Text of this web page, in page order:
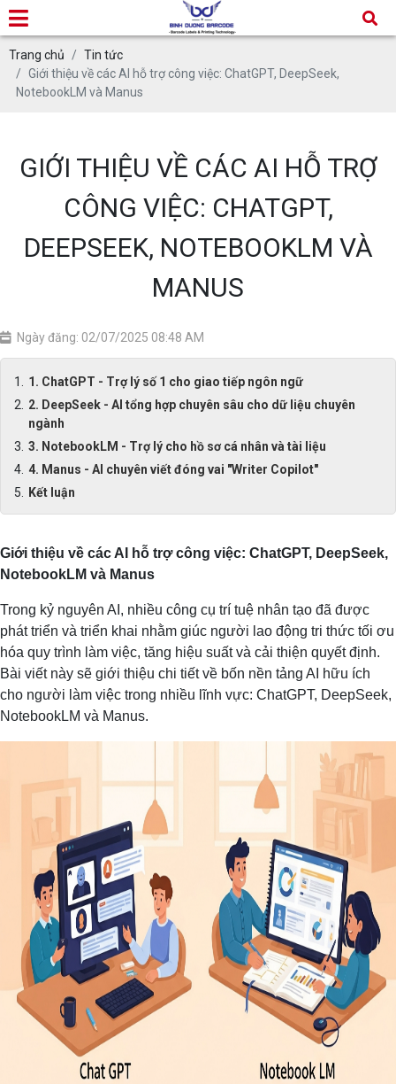
Trang chủ
Tin tức
Giới thiệu về các AI hỗ trợ công việc: ChatGPT, DeepSeek,
NotebookLM và Manus
GIỚI THIỆU VỀ CÁC AI HỖ TRỢ
CÔNG VIỆC: CHATGPT,
DEEPSEEK, NOTEBOOKLM VÀ
MANUS
Ngày đăng: 02/07/2025 08:48 AM
1. ChatGPT - Trợ lý số 1 cho giao tiếp ngôn ngữ
2. DeepSeek - AI tổng hợp chuyên sâu cho dữ liệu chuyên
ngành
3. NotebookLM - Trợ lý cho hồ sơ cá nhân và tài liệu
4. Manus - AI chuyên viết đóng vai "Writer Copilot"
Kết luận
Giới thiệu về các AI hỗ trợ công việc: ChatGPT, DeepSeek,
NotebookLM và Manus
Trong kỷ nguyên AI, nhiều công cụ trí tuệ nhân tạo đã được
phát triển và triển khai nhằm giúc người lao động tri thức tối ơu
hóa quy trình làm việc, tăng hiệu suất và cải thiện quyết định.
Bài viết này sẽ giới thiệu chi tiết về bốn nền tảng AI hữu ích
cho người làm việc trong nhiều lĩnh vực: ChatGPT, DeepSeek,
NotebookLM và Manus.